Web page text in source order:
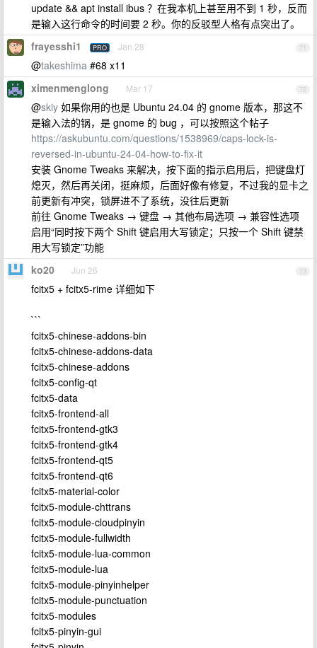
update && apt install ibus ？在我本机上甚至用不到 1 秒，反而
是输入这行命令的时间要 2 秒。你的反驳型人格有点突出了。
71
frayesshi1 PRO Jan 28
@takeshima #68 x11
72
ximenmenglong Mar 17
@skiy 如果你用的也是 Ubuntu 24.04 的 gnome 版本，那这不
是输入法的锅，是 gnome 的 bug ，可以按照这个帖子
https://askubuntu.com/questions/1538969/caps-lock-is-
reversed-in-ubuntu-24-04-how-to-fix-it
安装 Gnome Tweaks 来解决，按下面的指示启用后，把键盘灯
熄灭，然后再关闭，挺麻烦，后面好像有修复，不过我的显卡之
前更新有冲突，锁屏进不了系统，没往后更新
前往 Gnome Tweaks → 键盘 → 其他布局选项 → 兼容性选项
启用“同时按下两个 Shift 键启用大写锁定；只按一个 Shift 键禁
用大写锁定”功能
73
ko20 Jun 26
fcitx5 + fcitx5-rime 详细如下
```
fcitx5-chinese-addons-bin
fcitx5-chinese-addons-data
fcitx5-chinese-addons
fcitx5-config-qt
fcitx5-data
fcitx5-frontend-all
fcitx5-frontend-gtk3
fcitx5-frontend-gtk4
fcitx5-frontend-qt5
fcitx5-frontend-qt6
fcitx5-material-color
fcitx5-module-chttrans
fcitx5-module-cloudpinyin
fcitx5-module-fullwidth
fcitx5-module-lua-common
fcitx5-module-lua
fcitx5-module-pinyinhelper
fcitx5-module-punctuation
fcitx5-modules
fcitx5-pinyin-gui